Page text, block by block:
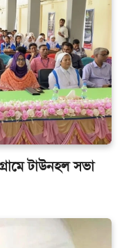
টাউনহল সভা